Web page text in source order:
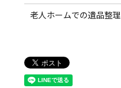
老人ホームでの遺品整理